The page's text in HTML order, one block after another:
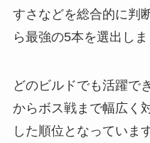
すさなどを総合的に判
ら最強の5本を選出しま
どのビルドでも活躍で
からボス戦まで幅広く
した順位となっています